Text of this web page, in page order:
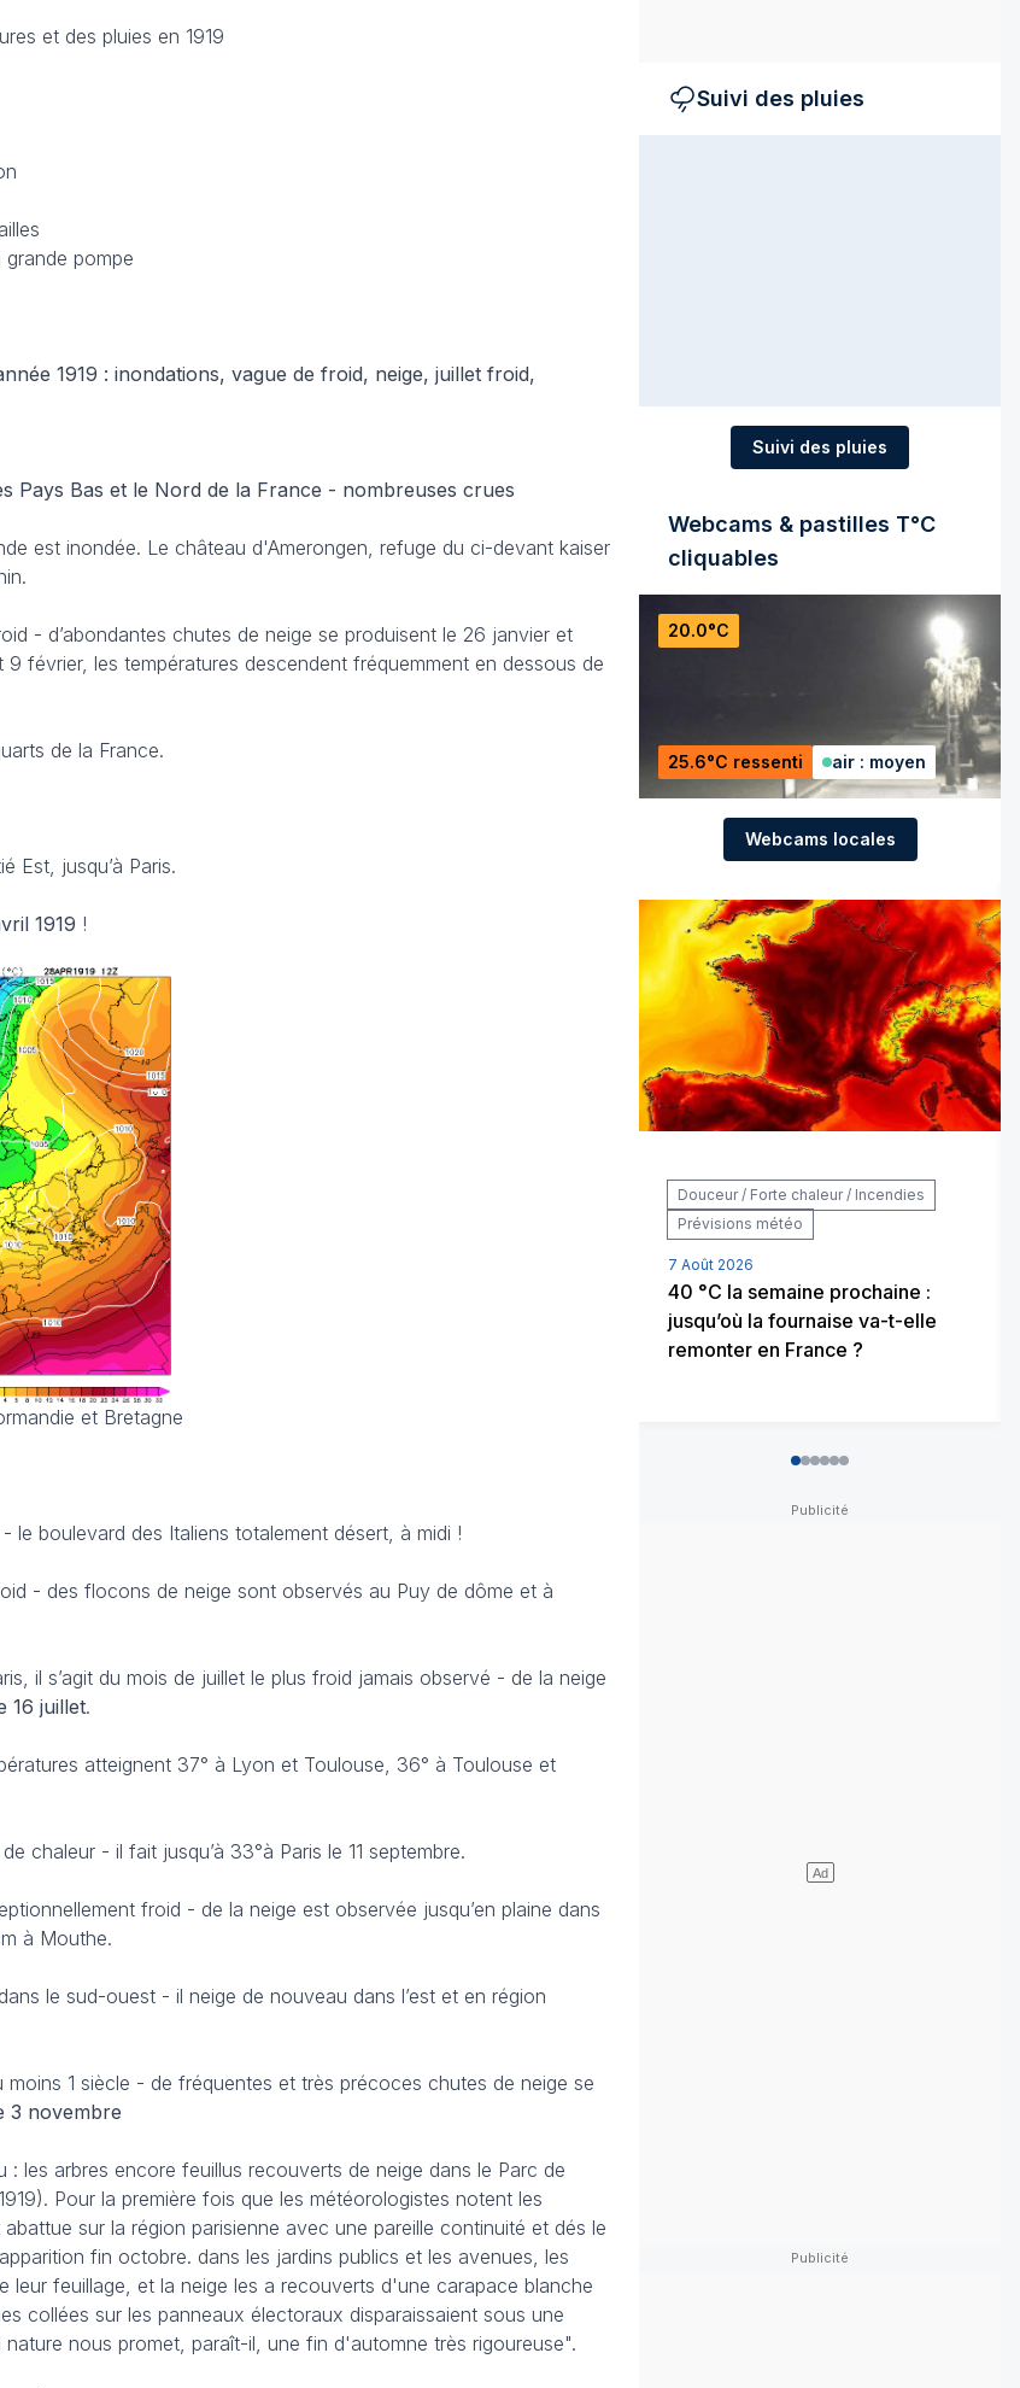
et des pluies en 1919
pompe
1919 : inondations, vague de froid, neige, juillet froid,
Pays Bas et le Nord de la France - nombreuses crues
est inondée. Le château d'Amerongen, refuge du ci-devant kaiser
- d’abondantes chutes de neige se produisent le 26 janvier et
février, les températures descendent fréquemment en dessous de
de la France.
Est, jusqu’à Paris.
1919 !
et Bretagne
le boulevard des Italiens totalement désert, à midi !
- des flocons de neige sont observés au Puy de dôme et à
il s’agit du mois de juillet le plus froid jamais observé - de la neige
16 juillet.
atteignent 37° à Lyon et Toulouse, 36° à Toulouse et
chaleur - il fait jusqu’à 33°à Paris le 11 septembre.
froid - de la neige est observée jusqu’en plaine dans
à Mouthe.
le sud-ouest - il neige de nouveau dans l’est et en région
moins 1 siècle - de fréquentes et très précoces chutes de neige se
3 novembre
: les arbres encore feuillus recouverts de neige dans le Parc de
Pour la première fois que les météorologistes notent les
sur la région parisienne avec une pareille continuité et dés le
fin octobre. dans les jardins publics et les avenues, les
leur feuillage, et la neige les a recouverts d'une carapace blanche
collées sur les panneaux électoraux disparaissaient sous une
nous promet, paraît-il, une fin d'automne très rigoureuse".
Suivi des pluies
Suivi des pluies
Webcams & pastilles T°C
cliquables
20.0°C
25.6°C ressenti air : moyen
Webcams locales
Douceur / Forte chaleur / Incendies
Prévisions météo
7 Août 2026
40 °C la semaine prochaine :
jusqu’où la fournaise va-t-elle
remonter en France ?
012345